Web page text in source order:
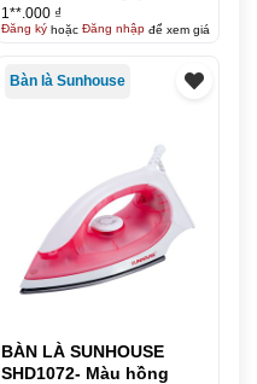
1**.000 ₫
Đăng kýhoặc Đăng nhậpđể xem giá
Bàn là Sunhouse
BÀN LÀ SUNHOUSE
SHD1072- Màu hồng